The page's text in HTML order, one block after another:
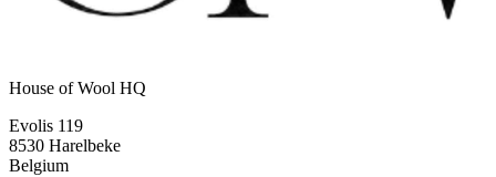
House of Wool HQ
Evolis 119
8530 Harelbeke
Belgium